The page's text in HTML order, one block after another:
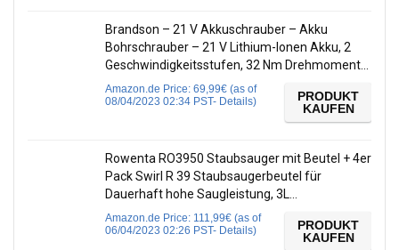
Brandson – 21 V Akkuschrauber – Akku
Bohrschrauber – 21 V Lithium-Ionen Akku, 2
Geschwindigkeitsstufen, 32 Nm Drehmoment…
Amazon.de Price: 69,99€ (as of
08/04/2023 02:34 PST- Details)
PRODUKT
KAUFEN
Rowenta RO3950 Staubsauger mit Beutel + 4er
Pack Swirl R 39 Staubsaugerbeutel für
Dauerhaft hohe Saugleistung, 3L…
Amazon.de Price: 111,99€ (as of
06/04/2023 02:26 PST- Details)
PRODUKT
KAUFEN